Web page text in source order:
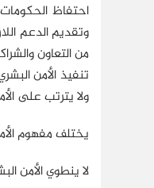
احتفاظ
وتقديم الدعم
من التعاون
تنفيذ الأمن
ولا يترتب على
يختلف مفهوم
لا ينطوي الأمن